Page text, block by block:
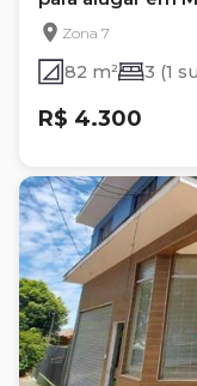
com 82 m²
Zona 7
82 m² 3 (1
R$ 4.300